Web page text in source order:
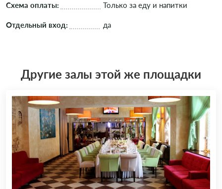
Схема оплаты: Только за еду и напитки
Отдельный вход: да
Другие залы этой же площадки